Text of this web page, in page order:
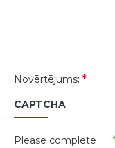
Novērtējums:
CAPTCHA
Please complete